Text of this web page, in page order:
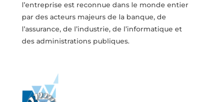
l’entreprise est reconnue dans le monde entier
par des acteurs majeurs de la banque, de
l’assurance, de l’industrie, de l’informatique et
des administrations publiques.